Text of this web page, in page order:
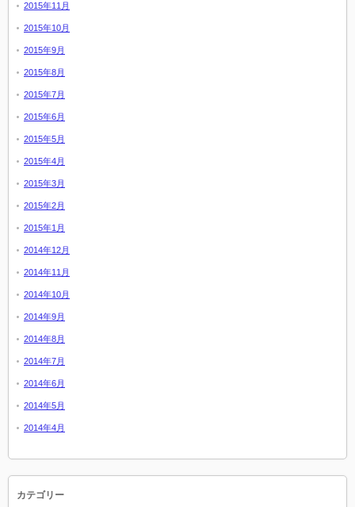
2015年11月
2015年10月
2015年9月
2015年8月
2015年7月
2015年6月
2015年5月
2015年4月
2015年3月
2015年2月
2015年1月
2014年12月
2014年11月
2014年10月
2014年9月
2014年8月
2014年7月
2014年6月
2014年5月
2014年4月
カテゴリー